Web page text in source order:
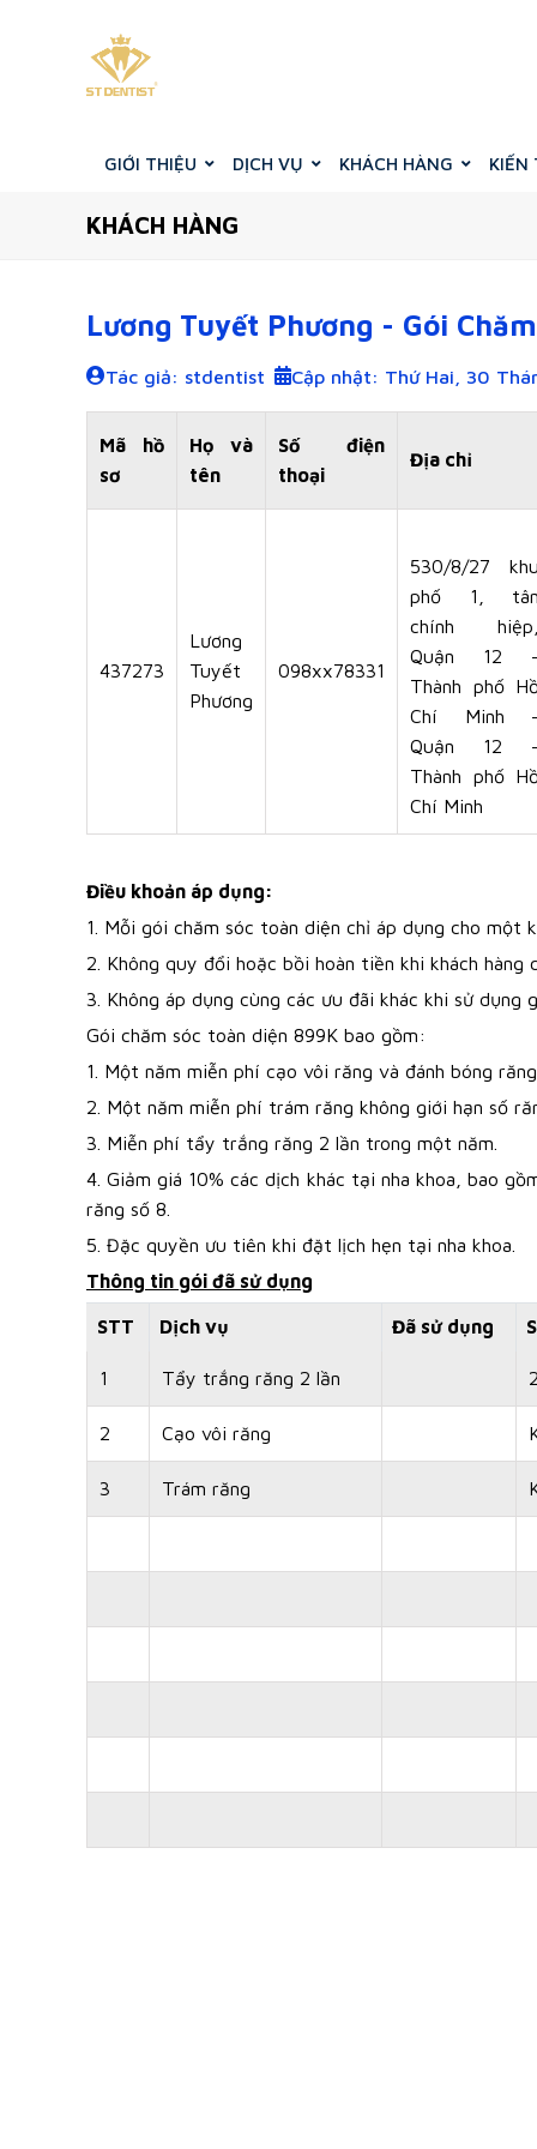
GIỚI THIỆU DỊCH VỤ KHÁCH HÀNG KIẾN
KHÁCH HÀNG
Lương Tuyết Phương - Gói
Tác giả: stdentist Cập nhật: Thứ Hai, 30
Mã hồ
sơ
Họ và
tên
Số điện
thoại
Địa chỉ
437273
Lương
Tuyết
Phương
098xx78331
530/8/27 khu
phố 1, tân
chính hiệp,
Quận 12 -
Thành phố
Chí Minh -
Quận 12 -
Thành phố
Chí Minh
Điều khoản áp dụng:
1. Mỗi gói chăm sóc toàn diện chỉ áp dụng cho một
2. Không quy đổi hoặc bồi hoàn tiền khi khách
3. Không áp dụng cùng các ưu đãi khác khi sử dụng
Gói chăm sóc toàn diện 899K bao gồm:
1. Một năm miễn phí cạo vôi răng và đánh bóng
2. Một năm miễn phí trám răng không giới hạn số
3. Miễn phí tẩy trắng răng 2 lần trong một năm.
4. Giảm giá 10% các dịch khác tại nha khoa, bao
răng số 8.
5. Đặc quyền ưu tiên khi đặt lịch hẹn tại nha khoa.
Thông tin gói đã sử dụng
STT Dịch vụ Đã sử dụng
1 Tẩy trắng răng 2 lần 2
2 Cạo vôi răng
3 Trám răng